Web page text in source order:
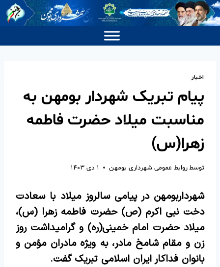
اخبار
پیام تبریک شهردار بومهن به
مناسبت میلاد حضرت فاطمه
زهرا(س)
توسطروابط عمومی شهرداری بومهن ۱ دی ۱۴۰۳
شهرداربومهن در پیامی سالروز میلاد با سعادت
دخت نبی اکرم (ص) حضرت فاطمه زهرا (س)،
میلاد حضرت امام خمینی(ره) و گرامیداشت روز
زن و مقام شامخ مادر، به‌ ویژه مادران مؤمن و
بانوان فداکار ایران اسلامی تبریک گفت.